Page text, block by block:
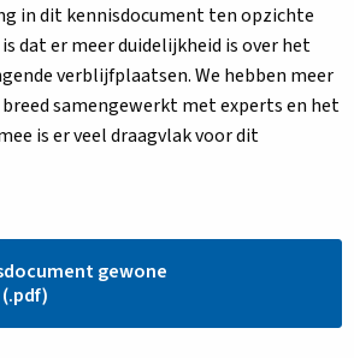
in dit kennisdocument ten opzichte
dat er meer duidelijkheid is over het
verblijfplaatsen. We hebben meer
samengewerkt met experts en het
is er veel draagvlak voor dit
gewone